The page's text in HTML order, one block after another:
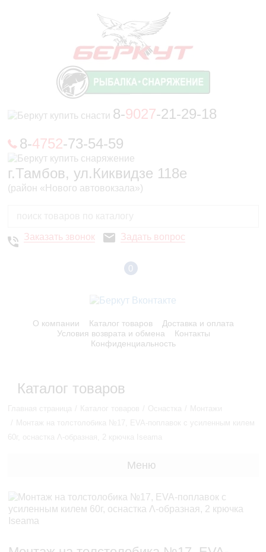
8-9027-21-29-18
8-4752-73-54-59
г.Тамбов, ул.Киквидзе 118е
(район «Нового автовокзала»)
Заказать звонок Задать вопрос
0
О компании Каталог товаров
Доставка и оплата
Условия возврата и обмена
Контакты
Конфиденциальность
Каталог товаров
Меню